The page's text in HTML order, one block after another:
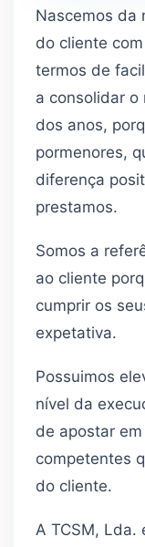
Nascemos da
do cliente
termos de
a consolidar o
dos anos,
pormenores,
diferença
prestamos.
Somos a
ao cliente
cumprir os
expetativa.
Possuimos
nível da
de apostar
competentes
do cliente.
A TCSM, Lda.